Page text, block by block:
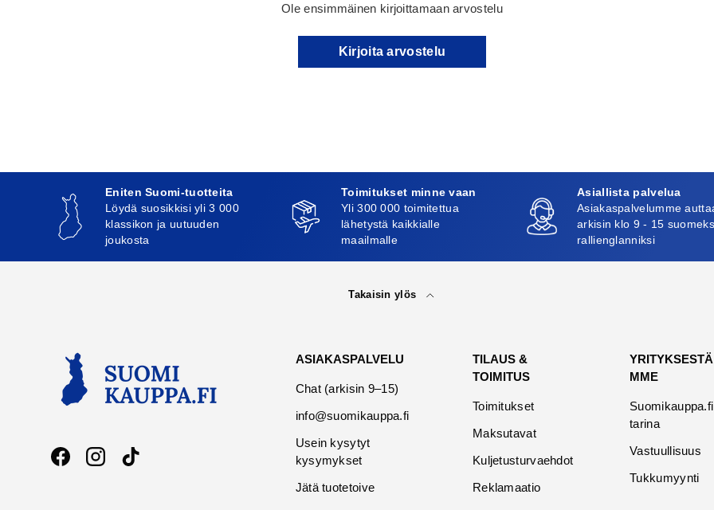
Ole ensimmäinen kirjoittamaan arvostelu
Kirjoita arvostelu
Eniten Suomi-tuotteita
Löydä suosikkisi yli 3 000
klassikon ja uutuuden
joukosta
Toimitukset minne vaan
Yli 300 000 toimitettua
lähetystä kaikkialle
maailmalle
Asiallista palvelua
Asiakaspalvelumme
arkisin klo 9 - 15
rallienglanniksi
Takaisin ylös
FacebookInstagramTikTok
ASIAKASPALVELU
Chat (arkisin 9–15)
info@suomikauppa.fi
Usein kysytyt
kysymykset
Jätä tuotetoive
TILAUS &
TOIMITUS
Toimitukset
Maksutavat
Kuljetusturvaehdot
Reklamaatio
YRITYKSESTÄ
MME
Suomikauppa.fi
tarina
Vastuullisuus
Tukkumyynti